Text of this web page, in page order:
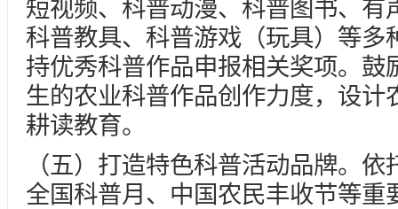
短视频、科普动漫、科普图书、有
科普教具、科普游戏（玩具）等多
持优秀科普作品申报相关奖项。鼓
生的农业科普作品创作力度，设计
耕读教育。
（五）打造特色科普活动品牌。
全国科普月、中国农民丰收节等重